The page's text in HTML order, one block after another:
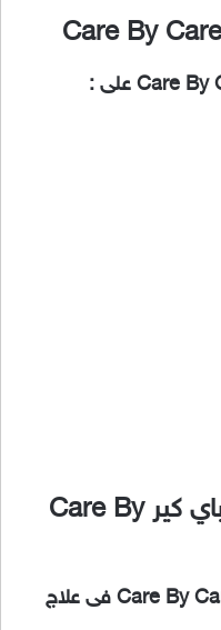
دواعى استعمال كريم كير باي كير Care By
يتم استعمال كريم كير باى Care By Care فى علاج